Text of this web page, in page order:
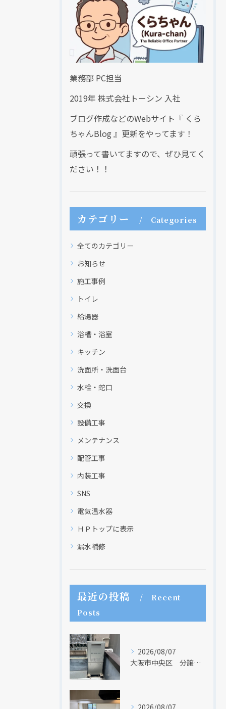
業務部 PC担当
2019年 株式会社トーシン 入社
ブログ作成などのWebサイト『 くら
ちゃんBlog 』更新をやってます！
頑張って書いてますので、ぜひ見てく
ださい！！
カテゴリー Categories
全てのカテゴリー
お知らせ
施工事例
トイレ
給湯器
浴槽・浴室
キッチン
洗面所・洗面台
水栓・蛇口
交換
設備工事
メンテナンス
配管工事
内装工事
SNS
電気温水器
ＨＰトップに表示
漏水補修
最近の投稿
Recent
Posts
2026/08/07
大阪市中央区 分譲マンションの給湯器取替リフォーム工事 UV除菌機能搭載給湯器